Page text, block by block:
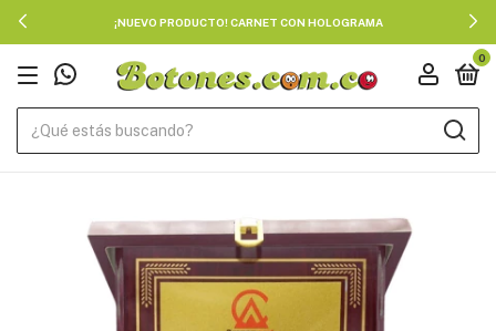
¡NUEVO PRODUCTO! CARNET CON HOLOGRAMA
0